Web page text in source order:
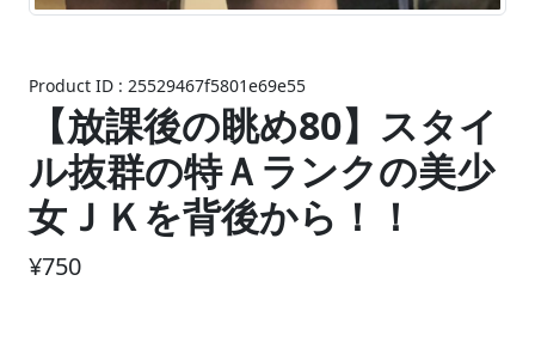
Product ID : 25529467f5801e69e55
【放課後の眺め80】スタイ
ル抜群の特Ａランクの美少
女ＪＫを背後から！！
¥750